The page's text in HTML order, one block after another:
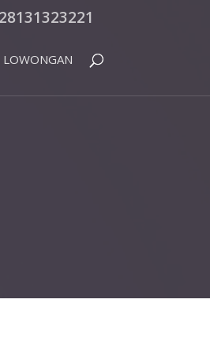
LOWONGAN